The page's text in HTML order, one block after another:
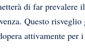
di far prevalere
Questo
attivamente